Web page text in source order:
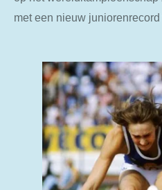
met een nieuw